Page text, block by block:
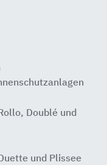
Doublé und
und Plissee